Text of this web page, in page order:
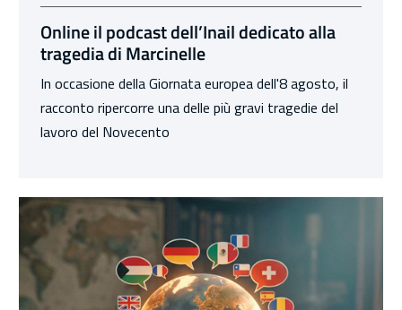
Online il podcast dell’Inail dedicato alla
tragedia di Marcinelle
In occasione della Giornata europea dell'8 agosto, il
racconto ripercorre una delle più gravi tragedie del
lavoro del Novecento